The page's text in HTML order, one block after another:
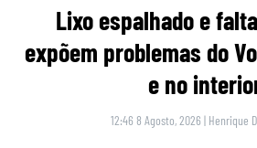
Lixo espalhado e
expõem problemas do
e no
12:46 8 Agosto, 2026 | Henrique